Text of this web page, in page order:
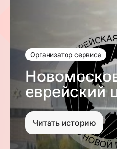
Организатор сервиса
еврейский
Читать историю